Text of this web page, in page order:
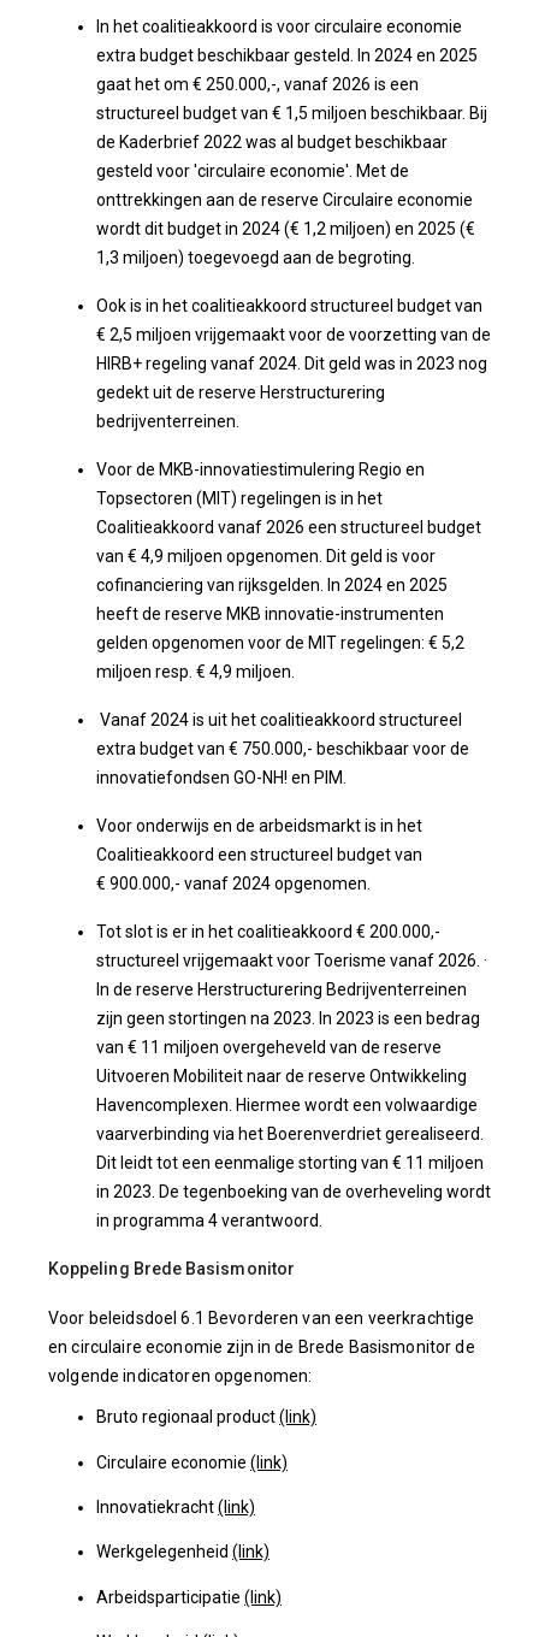
In het coalitieakkoord is voor circulaire economie
extra budget beschikbaar gesteld. In 2024 en 2025
gaat het om € 250.000,-, vanaf 2026 is een
structureel budget van € 1,5 miljoen beschikbaar. Bij
de Kaderbrief 2022 was al budget beschikbaar
gesteld voor 'circulaire economie'. Met de
onttrekkingen aan de reserve Circulaire economie
wordt dit budget in 2024 (€ 1,2 miljoen) en 2025 (€
1,3 miljoen) toegevoegd aan de begroting.
Ook is in het coalitieakkoord structureel budget van
€ 2,5 miljoen vrijgemaakt voor de voorzetting van de
HIRB+ regeling vanaf 2024. Dit geld was in 2023 nog
gedekt uit de reserve Herstructurering
bedrijventerreinen.
Voor de MKB-innovatiestimulering Regio en
Topsectoren (MIT) regelingen is in het
Coalitieakkoord vanaf 2026 een structureel budget
van € 4,9 miljoen opgenomen. Dit geld is voor
cofinanciering van rijksgelden. In 2024 en 2025
heeft de reserve MKB innovatie-instrumenten
gelden opgenomen voor de MIT regelingen: € 5,2
miljoen resp. € 4,9 miljoen.
Vanaf 2024 is uit het coalitieakkoord structureel
extra budget van € 750.000,- beschikbaar voor de
innovatiefondsen GO-NH! en PIM.
Voor onderwijs en de arbeidsmarkt is in het
Coalitieakkoord een structureel budget van
€ 900.000,- vanaf 2024 opgenomen.
Tot slot is er in het coalitieakkoord € 200.000,-
structureel vrijgemaakt voor Toerisme vanaf 2026. ·
In de reserve Herstructurering Bedrijventerreinen
zijn geen stortingen na 2023. In 2023 is een bedrag
van € 11 miljoen overgeheveld van de reserve
Uitvoeren Mobiliteit naar de reserve Ontwikkeling
Havencomplexen. Hiermee wordt een volwaardige
vaarverbinding via het Boerenverdriet gerealiseerd.
Dit leidt tot een eenmalige storting van € 11 miljoen
in 2023. De tegenboeking van de overheveling wordt
in programma 4 verantwoord.
Koppeling Brede Basismonitor
Voor beleidsdoel 6.1 Bevorderen van een veerkrachtige
en circulaire economie zijn in de Brede Basismonitor de
volgende indicatoren opgenomen:
Bruto regionaal product(link)
Circulaire economie (link)
Innovatiekracht(link)
Werkgelegenheid (link)
Arbeidsparticipatie (link)